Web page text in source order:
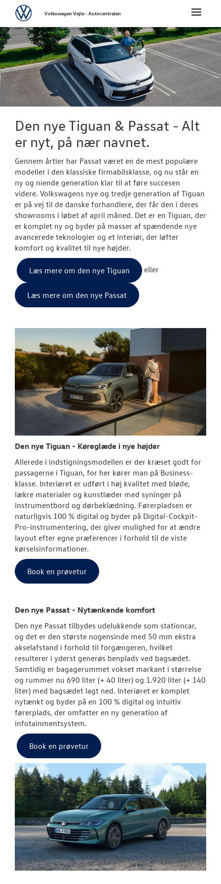
FORSIDE
NYE
Biler til
Book en
Elektrisk
Modeller
ID. Polo
ID.3 Neo
ID. Cross
ID.5
ID.7 og ID.7
Den nye
ID. Buzz
Garanti
NYE VAREBILER
BRUGTE BILER
VÆRKSTED
OM OS
RESERVEDELE
VW
Toggle
VolkswagenVolkswagen Vejle - Autocentralen
Den nye Tiguan & Passat - Alt
er nyt, på nær navnet.
Gennem årtier har Passat været en de mest populære
modeller i den klassiske firmabilsklasse, og nu står en
ny og niende generation klar til at føre succesen
videre. Volkswagens nye og tredje generation af Tiguan
er på vej til de danske forhandlere, der får den i deres
showrooms i løbet af april måned. Det er en Tiguan, der
er komplet ny og byder på masser af spændende nye
avancerede teknologier og et interiør, der løfter
komfort og kvalitet til nye højder.
Læs mere om den nye Tiguan eller
Læs mere om den nye Passat
Den nye Tiguan - Køreglæde i nye højder
Allerede i indstigningsmodellen er der kræset godt for
passagerne i Tiguan, for her kører man på Business-
klasse. Interiøret er udført i høj kvalitet med bløde,
lækre materialer og kunstlæder med syninger på
instrumentbord og dørbeklædning. Førerpladsen er
naturligvis 100 % digital og byder på Digital-Cockpit-
Pro-instrumentering, der giver mulighed for at ændre
layout efter egne præferencer i forhold til de viste
kørselsinformationer.
Book en prøvetur
Den nye Passat - Nytænkende komfort
Den nye Passat tilbydes udelukkende som stationcar,
og det er den største nogensinde med 50 mm ekstra
akselafstand i forhold til forgængeren, hvilket
resulterer i yderst generøs benplads ved bagsædet.
Samtidig er bagagerummet vokset markant i størrelse
og rummer nu 690 liter (+ 40 liter) og 1.920 liter (+ 140
liter) med bagsædet lagt ned. Interiøret er komplet
nytænkt og byder på en 100 % digital og intuitiv
førerplads, der omfatter en ny generation af
infotainmentsystem.
Book en prøvetur